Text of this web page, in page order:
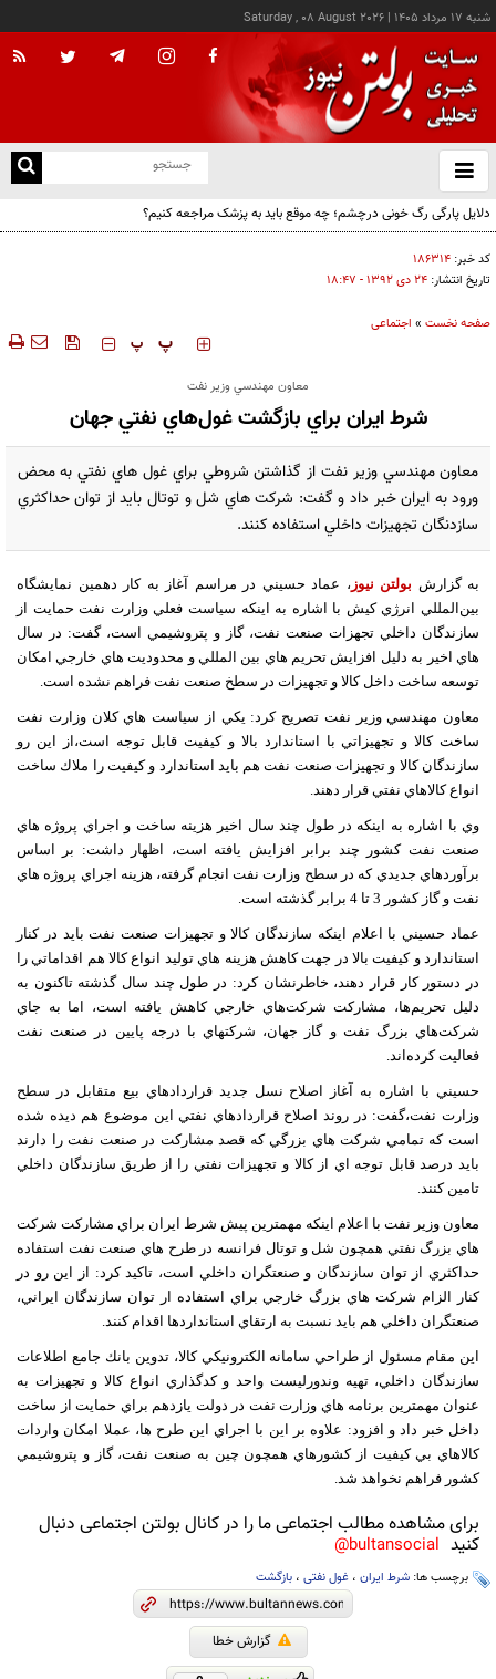
شنبه ۱۷ مرداد ۱۴۰۵ |
Saturday , 08 August 2026
باز
و
دلایل پارگی رگ خونی درچشم؛ چه موقع باید به پزشک مراجعه کنیم؟
کد خبر: ۱۸۶۳۱۴
تاریخ انتشار: ۲۴ دی ۱۳۹۲ - ۱۸:۴۷
صفحه نخست » اجتماعی
‍‍‍ پ پ
معاون مهندسي وزير نفت
شرط ايران براي بازگشت غول‌هاي نفتي جهان
معاون مهندسي وزير نفت از گذاشتن شروطي براي غول هاي نفتي به محض
ورود به ايران خبر داد و گفت: شركت هاي شل و توتال بايد از توان حداكثري
سازدنگان تجهيزات داخلي استفاده كنند.
به گزارش بولتن نیوز ، عماد حسيني در مراسم آغاز به كار دهمين نمايشگاه
بين‌المللي انرژي كيش با اشاره به اينكه سياست فعلي وزارت نفت حمايت از
سازندگان داخلي تجهزات صنعت نفت، گاز و پتروشيمي است، گفت: در سال
هاي اخير به دليل افزايش تحريم هاي بين المللي و محدوديت هاي خارجي امكان
توسعه ساخت داخل كالا و تجهيزات در سطخ صنعت نفت فراهم نشده است.
معاون مهندسي وزير نفت تصريح كرد: يكي از سياست هاي كلان وزارت نفت
ساخت كالا و تجهيزاتي با استاندارد بالا و كيفيت قابل توجه است،از اين رو
سازندگان كالا و تجهيزات صنعت نفت هم بايد استاندارد و كيفيت را ملاك ساخت
انواع كالاهاي نفتي قرار دهند.
وي با اشاره به اينكه در طول چند سال اخير هزينه ساخت و اجراي پروژه هاي
صنعت نفت كشور چند برابر افزايش يافته است، اظهار داشت: بر اساس
برآوردهاي جديدي كه در سطح وزارت نفت انجام گرفته، هزينه اجراي پروژه هاي
نفت و گاز كشور 3 تا 4 برابر گذشته است.
عماد حسيني با اعلام اينكه سازندگان كالا و تجهيزات صنعت نفت بايد در كنار
استاندارد و كيفيت بالا در جهت كاهش هزينه هاي توليد انواع كالا هم اقداماتي را
در دستور كار قرار دهند، خاطرنشان كرد: در طول چند سال گذشته تاكنون به
دليل تحريم‌ها، مشاركت شركت‌هاي خارجي كاهش يافته است، اما به جاي
شركت‌هاي بزرگ نفت و گاز جهان، شركتهاي با درجه پايين در صنعت نفت
فعاليت كرده‌اند.
حسيني با اشاره به آغاز اصلاح نسل جديد قراردادهاي بيع متقابل در سطح
وزارت نفت،گفت: در روند اصلاح قراردادهاي نفتي اين موضوع هم ديده شده
است كه تمامي شركت هاي بزرگي كه قصد مشاركت در صنعت نفت را دارند
بايد درصد قابل توجه اي از كالا و تجهيزات نفتي را از طريق سازندگان داخلي
تامين كنند.
معاون وزير نفت با اعلام اينكه مهمترين پيش شرط ايران براي مشاركت شركت
هاي بزرگ نفتي همچون شل و توتال فرانسه در طرح هاي صنعت نفت استفاده
حداكثري از توان سازندگان و صنعتگران داخلي است، تاكيد كرد: از اين رو در
كنار الزام شركت هاي بزرگ خارجي براي استفاده ار توان سازندگان ايراني،
صنعتگران داخلي هم بايد نسبت به ارتقاي استانداردها اقدام كنند.
اين مقام مسئول از طراحي سامانه الكترونيكي كالا، تدوين بانك جامع اطلاعات
سازندگان داخلي، تهيه وندورليست واحد و كدگذاري انواع كالا و تجهيزات به
عنوان مهمترين برنامه هاي وزارت نفت در دولت يازدهم براي حمايت از ساخت
داخل خبر داد و افزود: علاوه بر اين با اجراي اين طرح ها، عملا امكان واردات
كالاهاي بي كيفيت از كشورهاي همچون چين به صنعت نفت، گاز و پتروشيمي
كشور فراهم نخواهد شد.
برای مشاهده مطالب اجتماعی ما را در کانال بولتن اجتماعی دنبال
کنید bultansocial@
برچسب ها: شرط ایران ، غول نفتی ، بازگشت
گزارش خطا